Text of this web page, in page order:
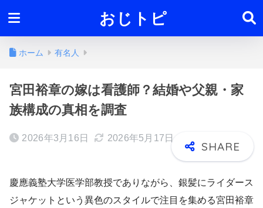
おじトピ
ホーム 有名人
宮田裕章の嫁は看護師？結婚や父親・家
族構成の真相を調査
2026年3月16日 2026年5月17日
慶應義塾大学医学部教授でありながら、銀髪にライダース
ジャケットという異色のスタイルで注目を集める宮田裕章